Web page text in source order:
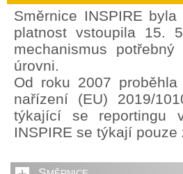
Směrnice INSPIRE
platnost vstoupila 15.
mechanismus
úrovni.
Od roku 2007
nařízení (EU) 2019/
týkající se reportingu
INSPIRE se týkají